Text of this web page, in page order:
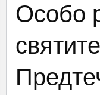
Особо